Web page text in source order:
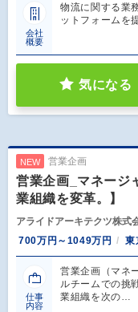
会社
概要
物流に関する業
ットフォームを
気になる
NEW 営業企画
営業企画_マネージ
業組織を変革。】
アライドアーキテクツ株式
700万円～1049万円
東
仕事
内容
営業企画（マネ
ルチームでの挑
業組織を次の…